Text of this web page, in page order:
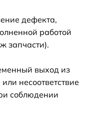
дефекта,
работой
запчасти).
выход из
несоответствие
соблюдении